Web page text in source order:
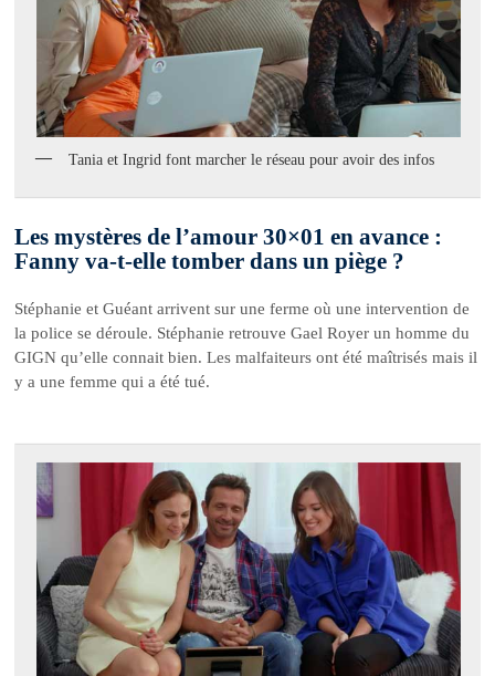
Tania et Ingrid font marcher le réseau pour avoir des infos
Les mystères de l’amour 30×01 en avance :
Fanny va-t-elle tomber dans un piège ?
Stéphanie et Guéant arrivent sur une ferme où une intervention de
la police se déroule. Stéphanie retrouve Gael Royer un homme du
GIGN qu’elle connait bien. Les malfaiteurs ont été maîtrisés mais il
y a une femme qui a été tué.